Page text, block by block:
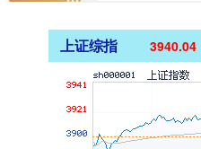
上证综指 3940.04